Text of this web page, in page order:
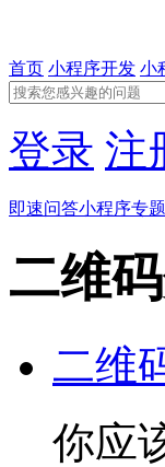
首页 小程序开发 小
登录 注
即速问答小程序专题
二维
二维
你应